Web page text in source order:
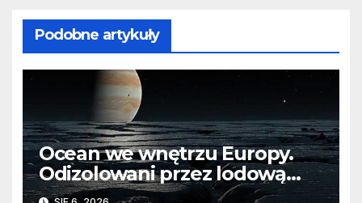
Podobne artykuły
Ocean we wnętrzu Europy.
Odizolowani przez lodową
barierę